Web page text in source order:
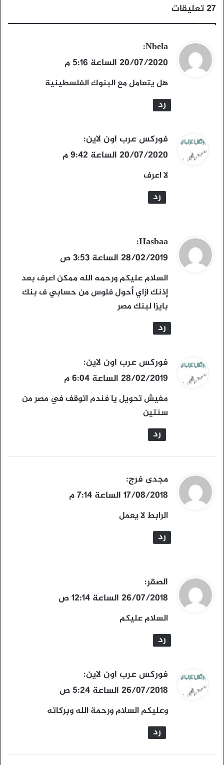
‫27 تعليقات
ي
ق
و
ل
Nbela
:
20/07/2020 الساعة 5:16 م
هل يتعامل مع البنوك الفلسطينية
رد
ي
ق
و
ل
فوركس عرب اون لاين:
20/07/2020 الساعة 9:42 م
لا اعرف
رد
ي
ق
و
ل
Hasbaa
:
28/02/2019 الساعة 3:53 ص
السلام علیکم ورحمه الله ممكن اعرف بعد
إذنك ازاي أحول فلوس من حسابي ف بنك
بايزا لبنك مصر
رد
ي
ق
و
ل
فوركس عرب اون لاين:
28/02/2019 الساعة 6:04 م
مفيش تحويل يا فندم اتوقف في مصر من
سنتين
رد
ي
ق
و
ل
مجدى فرج:
17/08/2018 الساعة 7:14 م
الرابط لا يعمل
رد
ي
ق
و
ل
الصقر:
26/07/2018 الساعة 12:14 ص
السلام عليكم
رد
ي
ق
و
ل
فوركس عرب اون لاين:
26/07/2018 الساعة 5:24 ص
وعليكم السلام ورحمة الله وبركاته
رد